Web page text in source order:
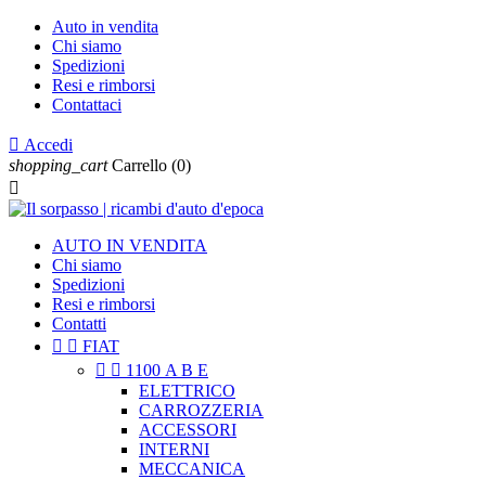
Auto in vendita
Chi siamo
Spedizioni
Resi e rimborsi
Contattaci
 Accedi
shopping_cart Carrello (0)

AUTO IN VENDITA
Chi siamo
Spedizioni
Resi e rimborsi
Contatti
  FIAT
  1100 A B E
ELETTRICO
CARROZZERIA
ACCESSORI
INTERNI
MECCANICA